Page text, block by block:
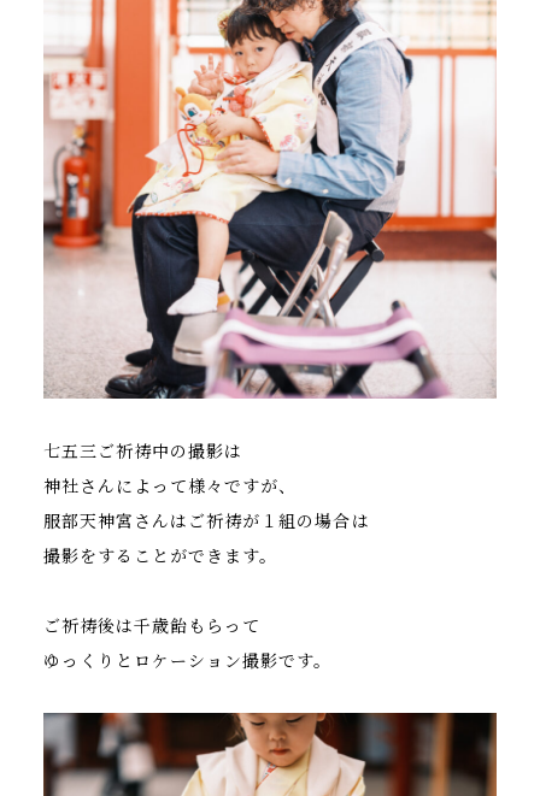
七五三ご祈祷中の撮影は
神社さんによって様々ですが、
服部天神宮さんはご祈祷が１組の場合は
撮影をすることができます。
ご祈祷後は千歳飴もらって
ゆっくりとロケーション撮影です。